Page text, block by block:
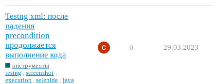
Testng xml: после
падения
precondition
продолжается
выполнение кода
инструменты
testng
,screenshot
execution
,selenide java
0 29.03.2023